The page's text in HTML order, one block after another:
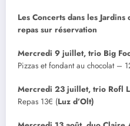
Les Concerts dans les
repas sur réservation
Mercredi 9 juillet, trio Big
Pizzas et fondant au chocolat –
Mercredi 23 juillet, trio Rofl
Repas 13€ (Luz d’Olt)